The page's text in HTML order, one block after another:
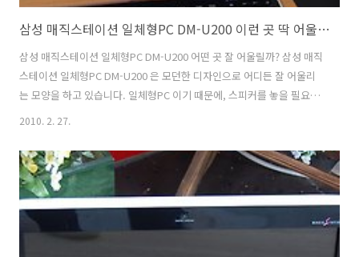
삼성 매직스테이션 일체형PC DM-U200 이런 곳 딱 어울려요
삼성 매직스테이션 일체형PC DM-U200 어떤 곳 잘 어울릴까? 삼성 매직
스테이션 일체형PC DM-U200 은 모던한 디자인으로 어디든 잘 어울리
는 모양을 하고 있습니다. 일체형PC 이기 때문에, 스피커를 놓을 필요가
없고 본체와 모니터가 합쳐진 형태이기 때문에 복잡하게 구성하지 않고
PC DM-U200 는 무게가 7Kg 정도이기 때문에 쉽게 다른 장소로 이동하
여 설치를 할 수 있습니다. 이번 글에서는 DM-U200 이 어울릴 만한 장소
에 대해서 이야기해보겠습니다. 삼성 매직스테이션 일체형PC DM-U200
는 방에도 잘 어울리고, 거실이나 자주 돌아다니는 복도 등에도 잘 어울
립니다. 광학식 터치모니터는 손가락으로도 쉽게 제어가 가능하..
2010. 2. 27.